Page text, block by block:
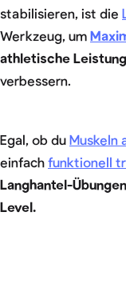
stabilisieren, ist die
Werkzeug, um
athletische
verbessern.
Egal, ob du Muskeln
einfach funktionell
Langhantel-
Level.